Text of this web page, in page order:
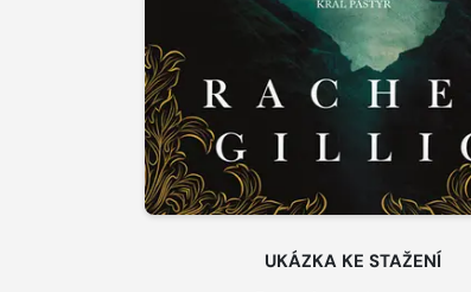
UKÁZKA KE STAŽENÍ